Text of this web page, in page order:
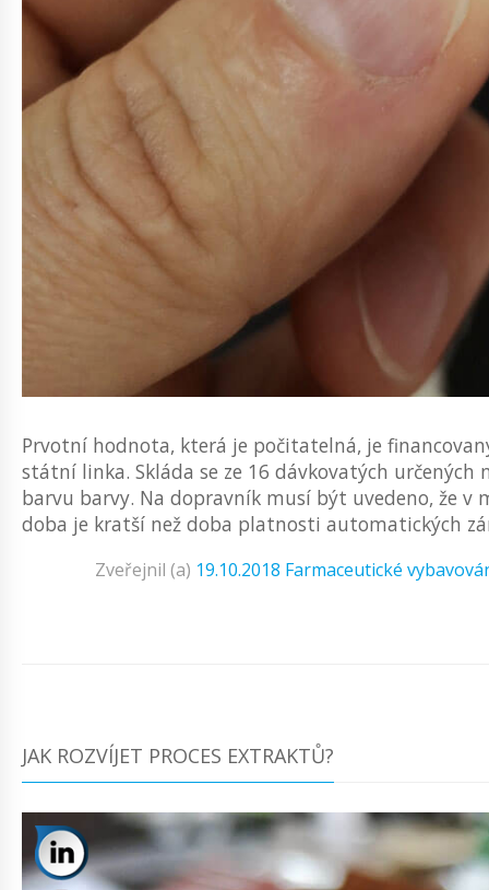
Prvotní hodnota, která je počitatelná, je
státní linka. Skláda se ze 16 dávkovatých
barvu barvy. Na dopravník musí být uvedeno, že v
doba je kratší než doba platnosti automatických
Zveřejnil (a) 19.10.2018 Farmaceutické
JAK ROZVÍJET PROCES EXTRAKTŮ?